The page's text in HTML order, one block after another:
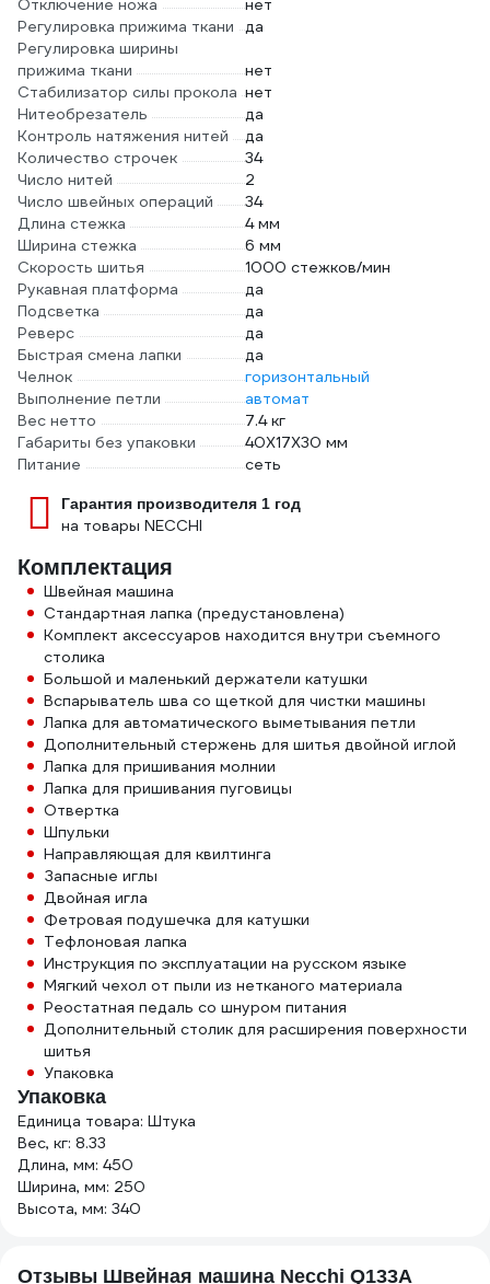
Отключение ножа
нет
Регулировка прижима ткани
да
Регулировка ширины
прижима ткани
нет
Стабилизатор силы прокола нет
Нитеобрезатель
да
Контроль натяжения нитей
да
Количество строчек
34
Число нитей
2
Число швейных операций
34
Длина стежка
4 мм
Ширина стежка
6 мм
Скорость шитья
1000 стежков/мин
Рукавная платформа
да
Подсветка
да
Реверс
да
Быстрая смена лапки
да
Челнок
горизонтальный
Выполнение петли
автомат
Вес нетто
7.4 кг
Габариты без упаковки
40Х17Х30 мм
Питание
сеть
Гарантия производителя 1 год
на товары NECCHI
Комплектация
Швейная машина
Стандартная лапка (предустановлена)
Комплект аксессуаров находится внутри съемного
столика
Большой и маленький держатели катушки
Вспарыватель шва со щеткой для чистки машины
Лапка для автоматического выметывания петли
Дополнительный стержень для шитья двойной иглой
Лапка для пришивания молнии
Лапка для пришивания пуговицы
Отвертка
Шпульки
Направляющая для квилтинга
Запасные иглы
Двойная игла
Фетровая подушечка для катушки
Тефлоновая лапка
Инструкция по эксплуатации на русском языке
Мягкий чехол от пыли из нетканого материала
Реостатная педаль со шнуром питания
Дополнительный столик для расширения поверхности
шитья
Упаковка
Упаковка
Единица товара: Штука
Вес, кг: 8.33
Длина, мм: 450
Ширина, мм: 250
Высота, мм: 340
Отзывы Швейная машина Necchi Q133A